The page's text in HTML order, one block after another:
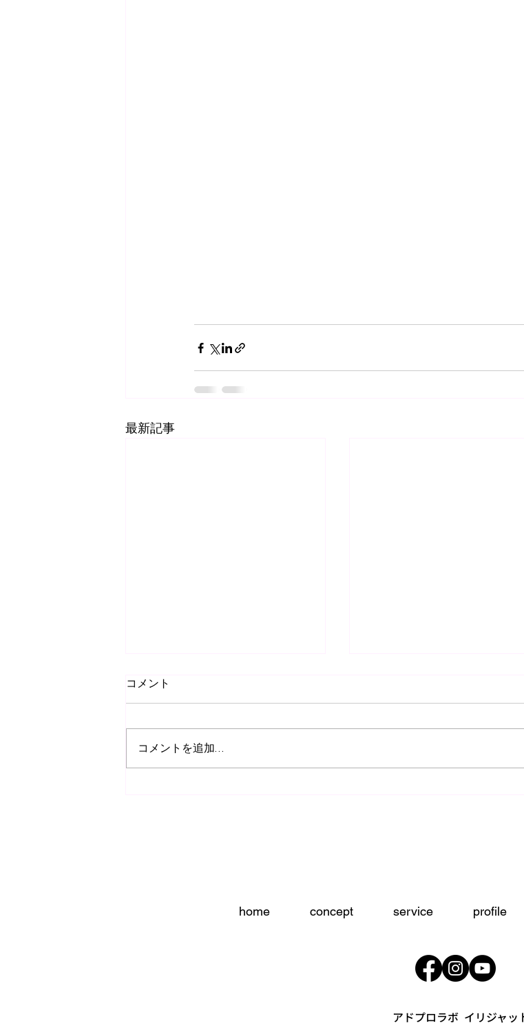
最新記事
新しいコンデジ購入！ 師走突入前のアレコレ！
コメント
コメントを追加…
home concept service profile
アドプロラボ イリジャッ